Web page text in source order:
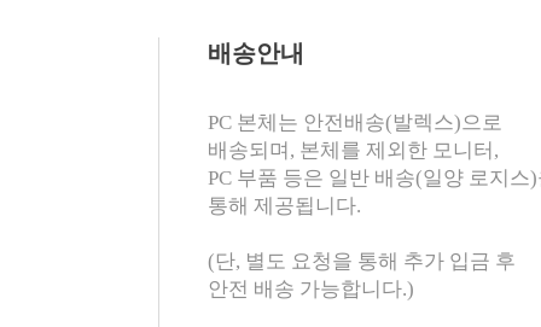
PC 본체는 안전배송(발렉스)으로
배송되며, 본체를 제외한 모니터,
PC 부품 등은 일반 배송(일양 로지스
통해 제공됩니다.
(단, 별도 요청을 통해 추가 입금 후
안전 배송 가능합니다.)
배송안내